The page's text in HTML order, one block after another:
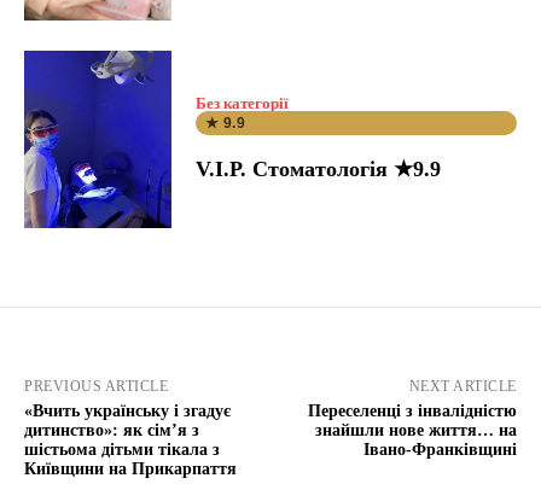
Без категорії
★ 9.9
V.I.P. Стоматологія ★9.9
PREVIOUS ARTICLE
«Вчить українську і згадує
дитинство»: як сім’я з
шістьома дітьми тікала з
Київщини на Прикарпаття
NEXT ARTICLE
Переселенці з інвалідністю
знайшли нове життя… на
Івано-Франківщині